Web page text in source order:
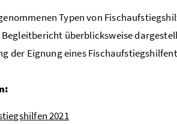
Typen von
überblicksweise
der Eignung eines
2021